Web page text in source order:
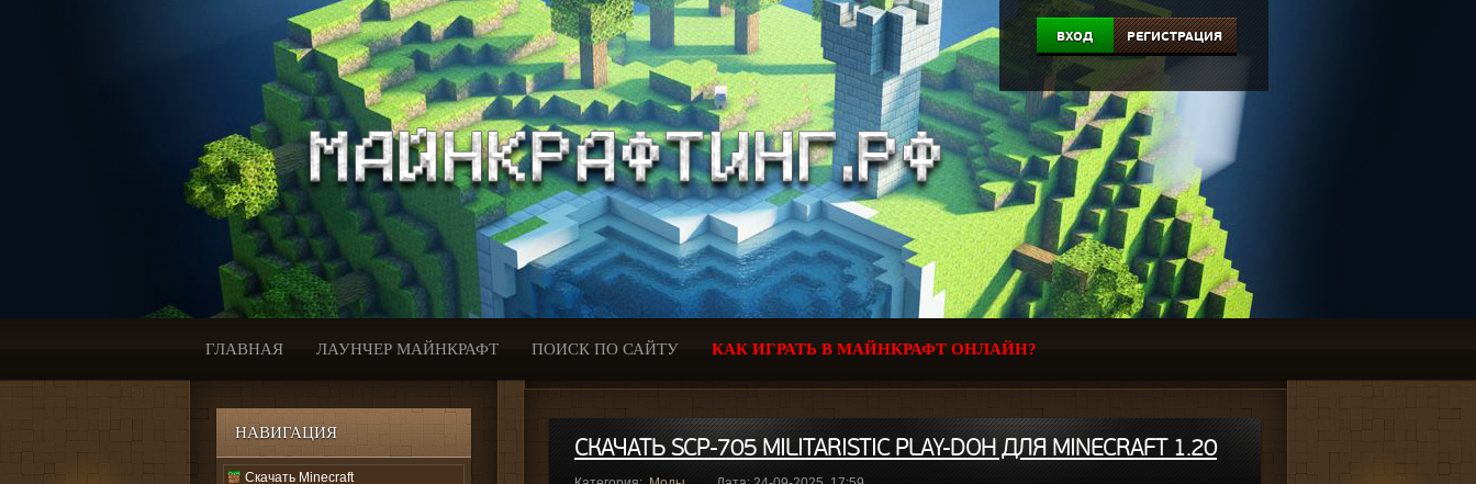
ВХОД РЕГИСТРАЦИЯ
ГЛАВНАЯ ЛАУНЧЕР МАЙНКРАФТ ПОИСК ПО САЙТУ КАК ИГРАТЬ В МАЙНКРАФТ ОНЛАЙН?
НАВИГАЦИЯ
Скачать Minecraft
СКАЧАТЬ SCP-705 MILITARISTIC PLAY-DOH ДЛЯ MINECRAFT 1.20